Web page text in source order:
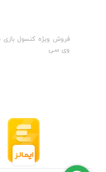
فروش ویژه کنسول بازی
وی سی